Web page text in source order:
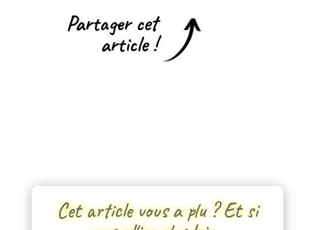
Partager cet
article !
Cet article vous a plu ? Et si